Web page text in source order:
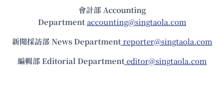
會計部 Accounting
Department accounting@singtaola.com
新聞採訪部 News Department reporter@singtaola.com
編輯部 Editorial Department editor@singtaola.com